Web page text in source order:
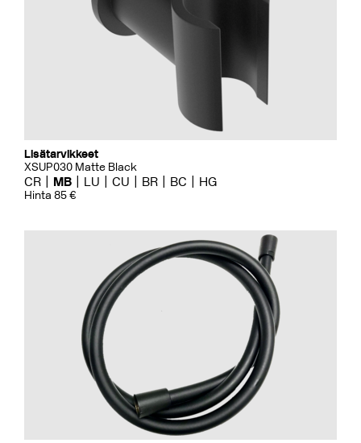
Lisätarvikkeet
XSUP030 Matte Black
CR MB LU CU BR BC HG
Hinta 85 €